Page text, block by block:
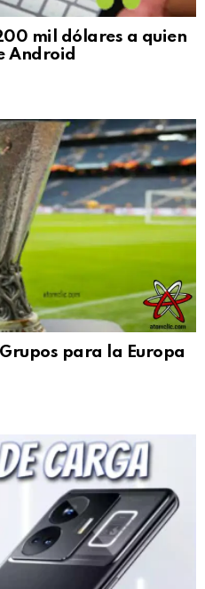
mil dólares a quien
Android
para la Europa